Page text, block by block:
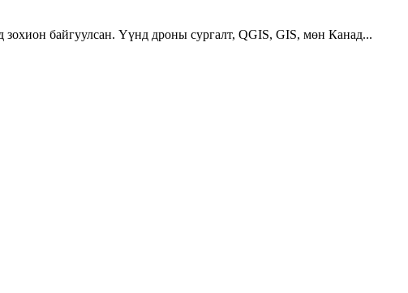
байгуулсан. Үүнд дроны сургалт, QGIS, GIS, мөн Канад...